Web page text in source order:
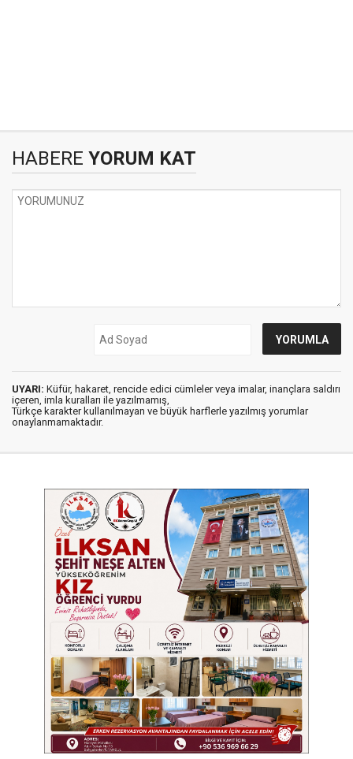
HABERE YORUM KAT
UYARI: Küfür, hakaret, rencide edici cümleler veya imalar, inançlara saldırı
içeren, imla kuralları ile yazılmamış,
Türkçe karakter kullanılmayan ve büyük harflerle yazılmış yorumlar
onaylanmamaktadır.